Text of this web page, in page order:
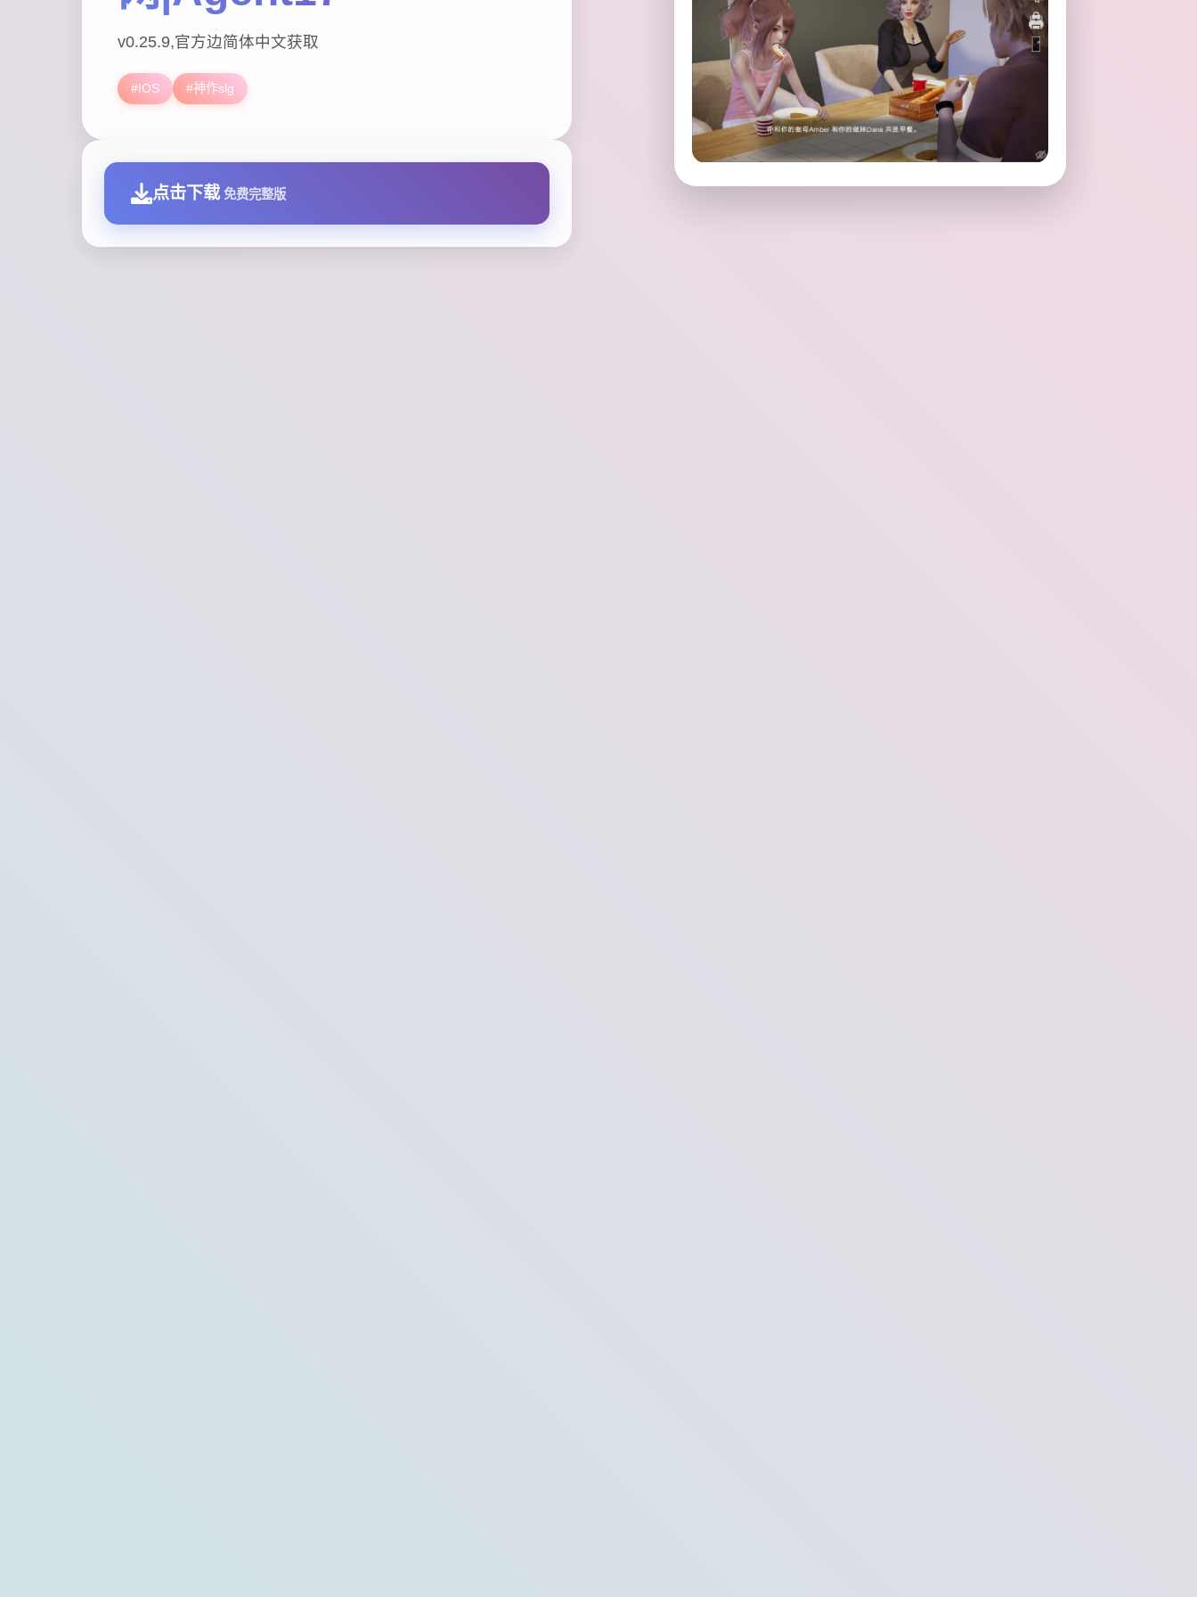
v0.25.9,官方边简体中文获取
#IOS #神作slg
点击下载 免费完整版